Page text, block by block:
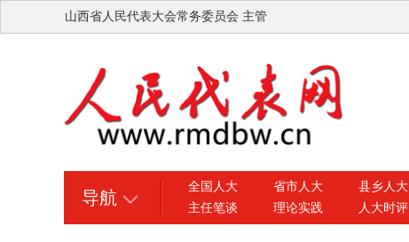
山西省人民代表大会常务委员会 主管
导航
全国人大 省市人大 县乡人大
主任笔谈
理论实践 人大时评